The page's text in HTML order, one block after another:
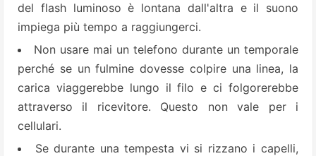
del flash luminoso è lontana dall'altra e il suono
impiega più tempo a raggiungerci.
Non usare mai un telefono durante un temporale
perché se un fulmine dovesse colpire una linea, la
carica viaggerebbe lungo il filo e ci folgorerebbe
attraverso il ricevitore. Questo non vale per i
cellulari.
Se durante una tempesta vi si rizzano i capelli,